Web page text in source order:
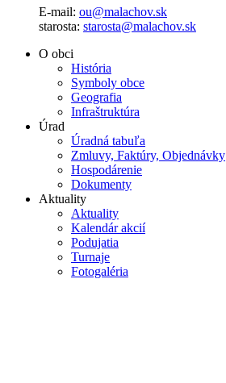
E-mail: ou@malachov.sk
starosta: starosta@malachov.sk
O obci
História
Symboly obce
Geografia
Infraštruktúra
Úrad
Úradná tabuľa
Zmluvy, Faktúry, Objednávky
Hospodárenie
Dokumenty
Aktuality
Aktuality
Kalendár akcií
Podujatia
Turnaje
Fotogaléria